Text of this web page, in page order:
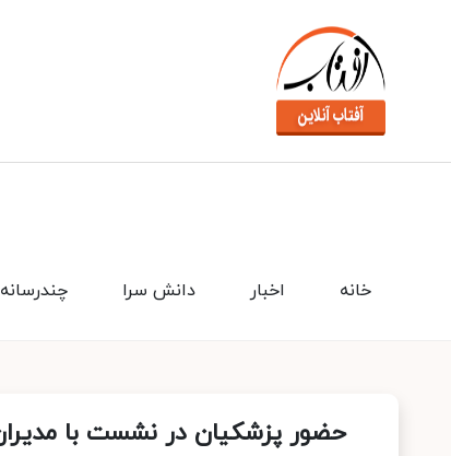
دانش سرا اخبار خانه
حضور پزشکیان در نشست با